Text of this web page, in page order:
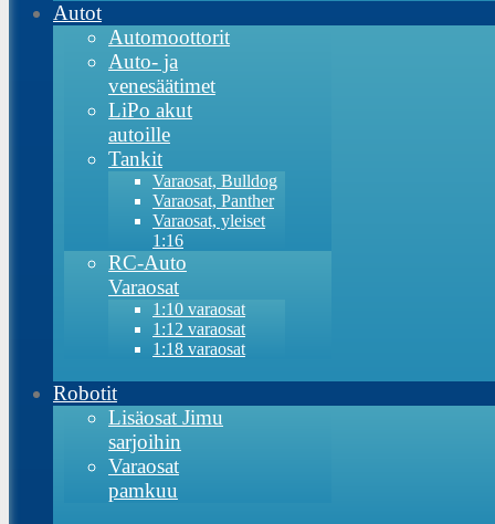
Autot
Automoottorit
Auto- ja
venesäätimet
LiPo akut
autoille
Tankit
Varaosat, Bulldog
Varaosat, Panther
Varaosat, yleiset
1:16
RC-Auto
Varaosat
1:10 varaosat
1:12 varaosat
1:18 varaosat
Robotit
Lisäosat Jimu
sarjoihin
Varaosat
pamkuu